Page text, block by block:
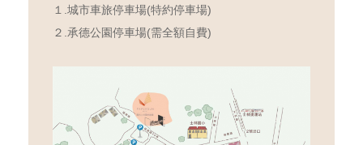
１.城市車旅停車場(特約停車場)
２.承德公園停車場(需全額自費)